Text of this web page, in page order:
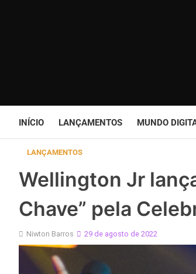
INÍCIO LANÇAMENTOS MUNDO
LANÇAMENTOS
Wellington Jr
Chave” pela
Niwton Barros 29 de agosto de 2022